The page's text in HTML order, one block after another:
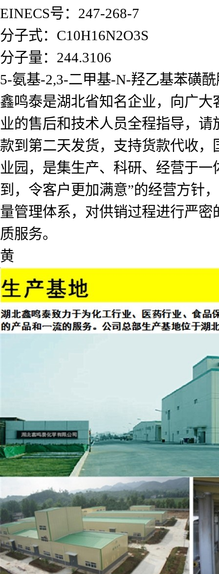
EINECS号：247-268-7
分子式：C10H16N2O3S
分子量：244.3106
5-氨基-2,3-二甲基-N-羟乙基苯磺
鑫鸣泰是湖北省知名企业，向广
业的售后和技术人员全程指导，
款到第二天发货，支持货款代收
业园，是集生产、科研、经营于
到，令客户更加满意”的经营方针
量管理体系，对供销过程进行严
质服务。
黄